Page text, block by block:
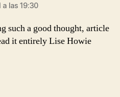
las 19:30
such a good thought, article
it entirely Lise Howie